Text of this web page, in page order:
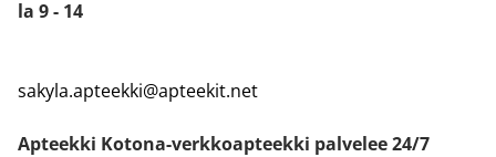
la 9 - 14
sakyla.apteekki@apteekit.net
Apteekki Kotona-verkkoapteekki palvelee 24/7